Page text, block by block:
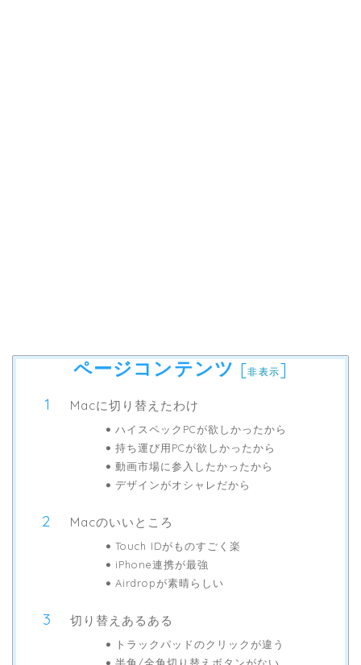
ページコンテンツ [非表示]
Macに切り替えたわけ
ハイスペックPCが欲しかったから
持ち運び用PCが欲しかったから
動画市場に参入したかったから
デザインがオシャレだから
Macのいいところ
Touch IDがものすごく楽
iPhone連携が最強
Airdropが素晴らしい
切り替えあるある
トラックパッドのクリックが違う